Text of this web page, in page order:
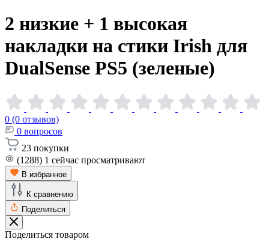
2 низкие + 1 высокая
накладки на стики Irish для
DualSense PS5 (зеленые)
0 (0 отзывов)
0 вопросов
23 покупки
(1288) 1 сейчас просматривают
В избранное
К сравнению
Поделиться
Поделиться товаром